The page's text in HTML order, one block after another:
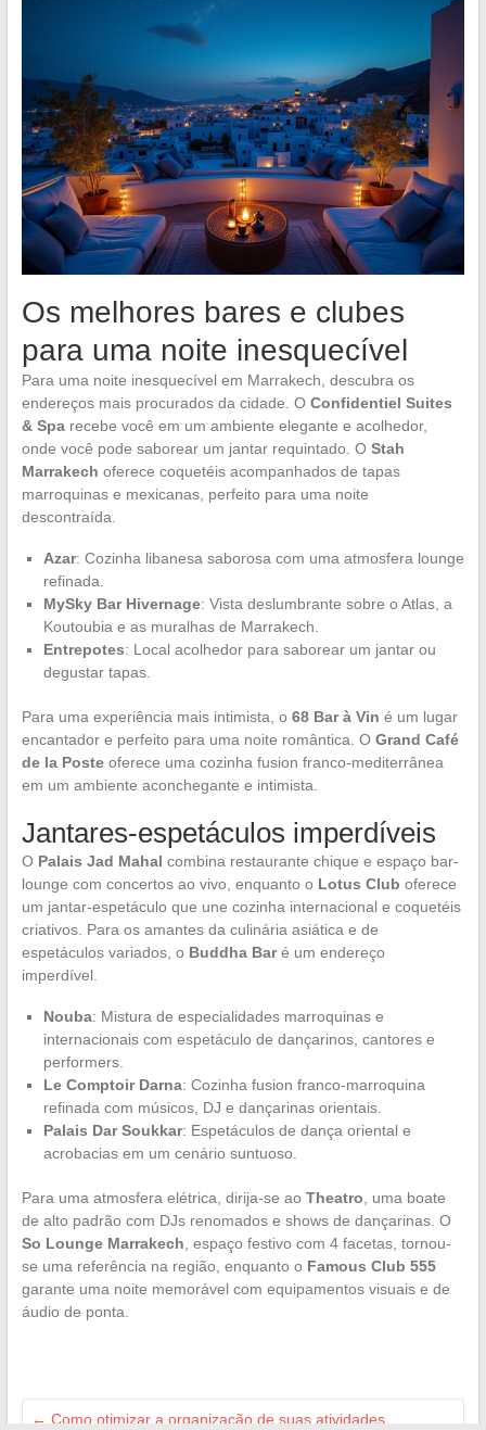
Os melhores bares e clubes
para uma noite inesquecível
Para uma noite inesquecível em Marrakech, descubra os
endereços mais procurados da cidade. O Confidentiel Suites
& Sparecebe você em um ambiente elegante e acolhedor,
onde você pode saborear um jantar requintado. O Stah
Marrakech oferece coquetéis acompanhados de tapas
marroquinas e mexicanas, perfeito para uma noite
descontraída.
Azar: Cozinha libanesa saborosa com uma atmosfera lounge
refinada.
MySky Bar Hivernage: Vista deslumbrante sobre o Atlas, a
Koutoubia e as muralhas de Marrakech.
Entrepotes: Local acolhedor para saborear um jantar ou
degustar tapas.
Para uma experiência mais intimista, o 68 Bar à Vin é um lugar
encantador e perfeito para uma noite romântica. O Grand Café
de la Posteoferece uma cozinha fusion franco-mediterrânea
em um ambiente aconchegante e intimista.
Jantares-espetáculos imperdíveis
O Palais Jad Mahal combina restaurante chique e espaço bar-
lounge com concertos ao vivo, enquanto o Lotus Club oferece
um jantar-espetáculo que une cozinha internacional e coquetéis
criativos. Para os amantes da culinária asiática e de
espetáculos variados, o Buddha Baré um endereço
imperdível.
Nouba: Mistura de especialidades marroquinas e
internacionais com espetáculo de dançarinos, cantores e
performers.
Le Comptoir Darna: Cozinha fusion franco-marroquina
refinada com músicos, DJ e dançarinas orientais.
Palais Dar Soukkar: Espetáculos de dança oriental e
acrobacias em um cenário suntuoso.
Para uma atmosfera elétrica, dirija-se ao Theatro , uma boate
de alto padrão com DJs renomados e shows de dançarinas. O
So Lounge Marrakech , espaço festivo com 4 facetas, tornou-
se uma referência na região, enquanto o Famous Club 555
garante uma noite memorável com equipamentos visuais e de
áudio de ponta.
← Como otimizar a organização de suas atividades